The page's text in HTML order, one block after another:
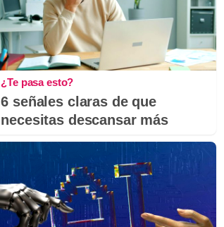
¿Te pasa esto?
6 señales claras de que
necesitas descansar más